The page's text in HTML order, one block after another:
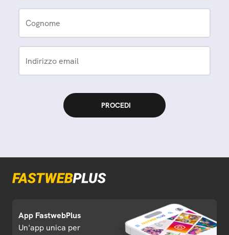
Cognome
Indirizzo email
App FastwebPlus
Un'app unica per